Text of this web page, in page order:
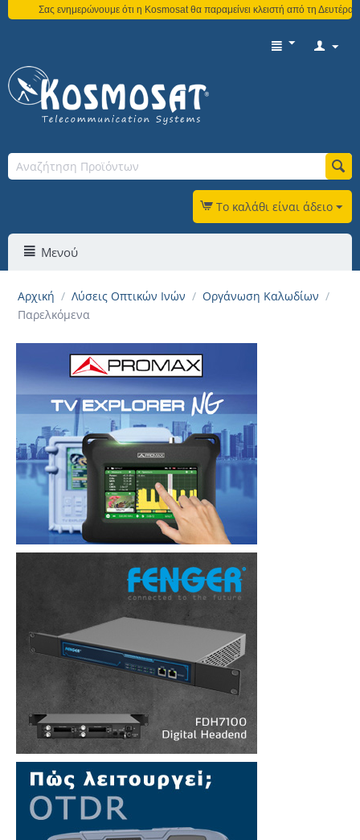
Σας ενημερώνουμε ότι η Kosmosat θα παραμείνει κλειστή από τη Δευτέρα 3
Το καλάθι είναι άδειο
Μενού
Αρχική / Λύσεις Οπτικών Ινών / Οργάνωση Καλωδίων /
Παρελκόμενα